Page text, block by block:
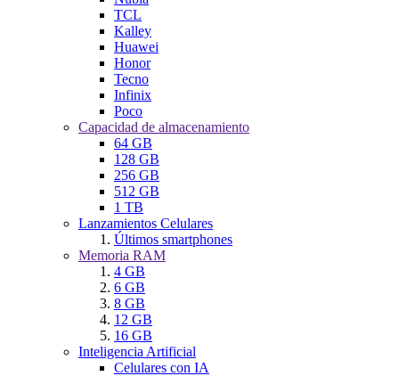
TCL
Kalley
Huawei
Honor
Tecno
Infinix
Poco
Capacidad de almacenamiento
64 GB
128 GB
256 GB
512 GB
1 TB
Lanzamientos Celulares
Últimos smartphones
Memoria RAM
4 GB
6 GB
8 GB
12 GB
16 GB
Inteligencia Artificial
Celulares con IA